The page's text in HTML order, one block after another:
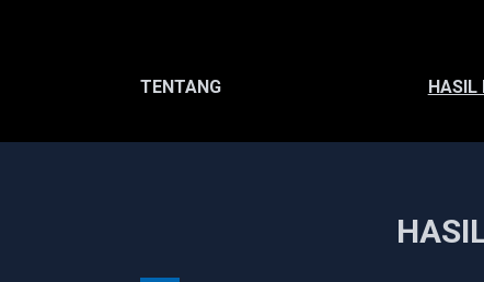
TENTANG HASIL